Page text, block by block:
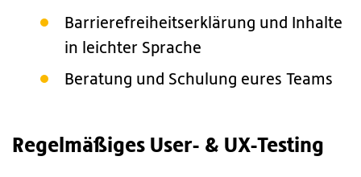
Barrierefreiheitserklärung und Inhalte
in leichter Sprache
Beratung und Schulung eures Teams
Regelmäßiges User- & UX-Testing